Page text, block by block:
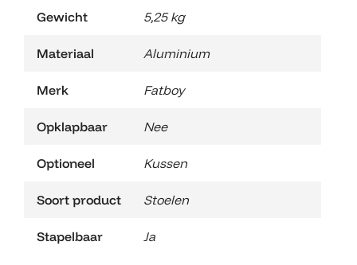
Gewicht 5,25 kg
Materiaal Aluminium
Merk Fatboy
Opklapbaar Nee
Optioneel Kussen
Soort product Stoelen
Stapelbaar Ja